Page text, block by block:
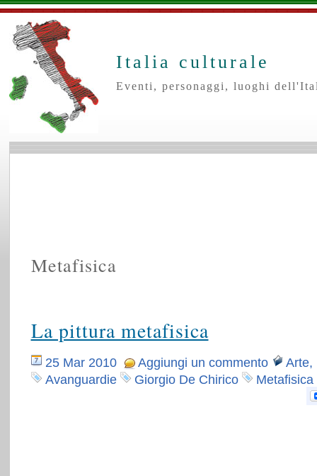
Italia culturale
Eventi, personaggi, luoghi
Metafisica
La pittura metafisica
25 Mar 2010 Aggiungi un commento Arte,
Avanguardie
Giorgio De Chirico Metafisica